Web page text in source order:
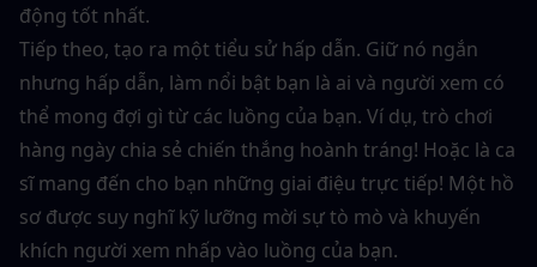
động tốt nhất.
Tiếp theo, tạo ra một tiểu sử hấp dẫn. Giữ nó ngắn
nhưng hấp dẫn, làm nổi bật bạn là ai và người xem có
thể mong đợi gì từ các luồng của bạn. Ví dụ, trò chơi
hàng ngày chia sẻ chiến thắng hoành tráng! Hoặc là ca
sĩ mang đến cho bạn những giai điệu trực tiếp! Một hồ
sơ được suy nghĩ kỹ lưỡng mời sự tò mò và khuyến
khích người xem nhấp vào luồng của bạn.